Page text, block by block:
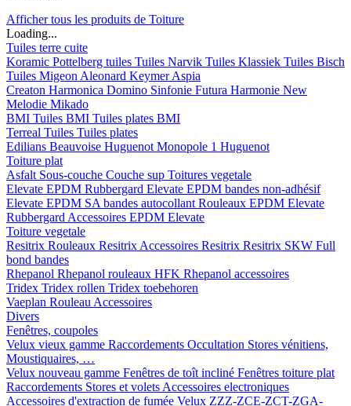
Afficher tous les produits de Toiture
Loading...
Tuiles terre cuite
Koramic Pottelberg tuiles Tuiles Narvik Tuiles Klassiek Tuiles Bisch
Tuiles Migeon Aleonard KeymerAspia
Creaton Harmonica Domino Sinfonie Futura Harmonie New
Melodie Mikado
BMI Tuiles BMI Tuiles plates BMI
Terreal Tuiles Tuiles plates
Edilians Beauvoise Huguenot Monopole 1 Huguenot
Toiture plat
Asfalt Sous-couche Couche sup Toitures vegetale
Elevate EPDM Rubbergard Elevate EPDM bandes non-adhésif
Elevate EPDM SA bandes autocollant Rouleaux EPDM Elevate
Rubbergard Accessoires EPDM Elevate
Toiture vegetale
Resitrix Rouleaux Resitrix Accessoires Resitrix Resitrix SKW Full
bond bandes
Rhepanol Rhepanol rouleaux HFK Rhepanol accessoires
Tridex Tridex rollen Tridex toebehoren
Vaeplan Rouleau Accessoires
Divers
Fenêtres, coupoles
Velux vieux gamme Raccordements Occultation Stores vénitiens,
Moustiquaires, …
Velux nouveau gamme Fenêtres de toît incliné Fenêtres toiture plat
Raccordements Stores et volets Accessoires electroniques
Accessoires d'extraction de fumée Velux ZZZ-ZCE-ZCT-ZGA-